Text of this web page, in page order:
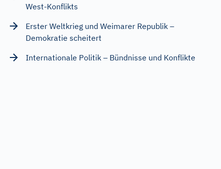
West-Konflikts
Erster Weltkrieg und Weimarer Republik –
Demokratie scheitert
Internationale Politik – Bündnisse und Konflikte